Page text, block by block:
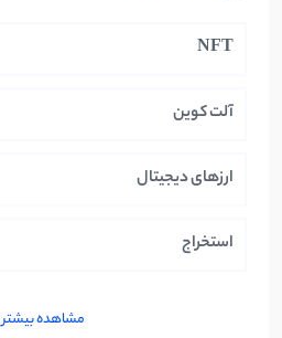
NFT
آلت کوین
ارزهای دیجیتال
استخراج
مشاهده بیشتر